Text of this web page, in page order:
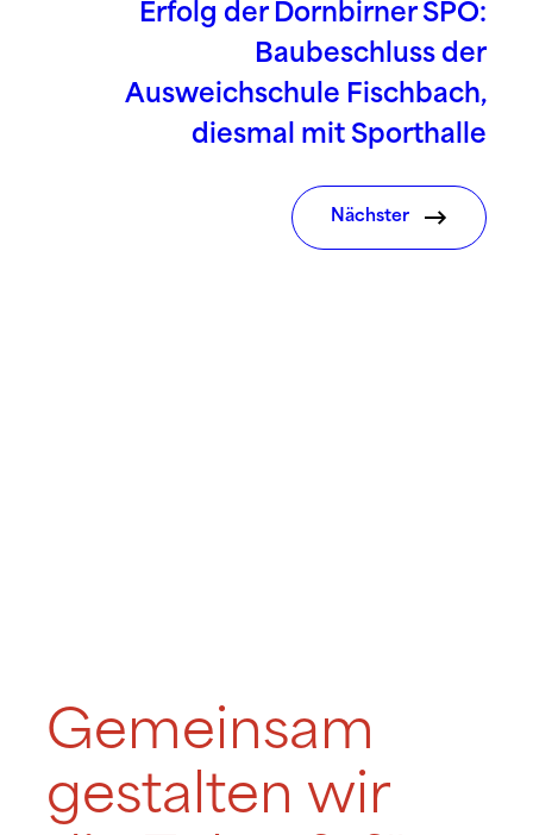
Erfolg der Dornbirner SPÖ:
Baubeschluss der
Ausweichschule Fischbach,
diesmal mit Sporthalle
Nächster
Gemeinsam
gestalten wir